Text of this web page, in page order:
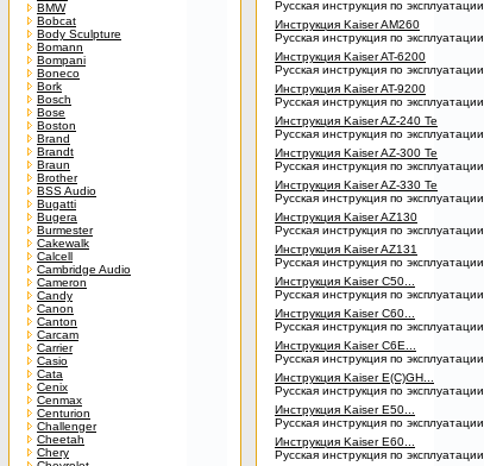
BMW
Bobcat
Body Sculpture
Bomann
Bompani
Boneco
Bork
Bosch
Bose
Boston
Brand
Brandt
Braun
Brother
BSS Audio
Bugatti
Bugera
Burmester
Cakewalk
Calcell
Cambridge Audio
Cameron
Candy
Canon
Canton
Carcam
Carrier
Casio
Cata
Cenix
Cenmax
Centurion
Challenger
Cheetah
Chery
Русская инструкция по эксплуатации
Инструкция Kaiser AM260
Русская инструкция по эксплуатации
Инструкция Kaiser AT-6200
Русская инструкция по эксплуатации
Инструкция Kaiser AT-9200
Русская инструкция по эксплуатации
Инструкция Kaiser AZ-240 Te
Русская инструкция по эксплуатации
Инструкция Kaiser AZ-300 Te
Русская инструкция по эксплуатации
Инструкция Kaiser AZ-330 Te
Русская инструкция по эксплуатации
Инструкция Kaiser AZ130
Русская инструкция по эксплуатации
Инструкция Kaiser AZ131
Русская инструкция по эксплуатации
Инструкция Kaiser C50...
Русская инструкция по эксплуатации
Инструкция Kaiser C60...
Русская инструкция по эксплуатации
Инструкция Kaiser C6E...
Русская инструкция по эксплуатации
Инструкция Kaiser E(C)GH...
Русская инструкция по эксплуатации
Инструкция Kaiser E50...
Русская инструкция по эксплуатации
Инструкция Kaiser E60...
Русская инструкция по эксплуатации